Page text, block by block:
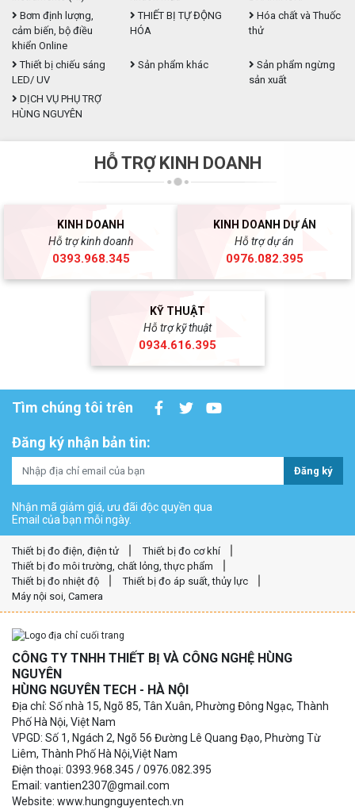
Bơm định lượng,
cảm biến, bộ điều
khiển Online
THIẾT BỊ TỰ ĐỘNG
HÓA
Hóa chất và Thuốc
thử
Thiết bị chiếu sáng
LED/ UV
Sản phẩm khác
Sản phẩm ngừng
sản xuất
DỊCH VỤ PHỤ TRỢ
HÙNG NGUYÊN
HỖ TRỢ KINH DOANH
KINH DOANH
Hỗ trợ kinh doanh
0393.968.345
KINH DOANH DỰ ÁN
Hỗ trợ dự án
0976.082.395
KỸ THUẬT
Hỗ trợ kỹ thuật
0934.616.395
Tìm chúng tôi trên
Đăng ký nhận bản tin:
Đăng ký
Nhận mã giảm giá, ưu đãi độc quyền qua
Email của bạn mỗi ngày.
Thiết bị đo điện, điện tử
Thiết bị đo cơ khí
Thiết bị đo môi trường, chất lỏng, thực phẩm
Thiết bị đo nhiệt độ
Thiết bị đo áp suất, thủy lực
Máy nội soi, Camera
CÔNG TY TNHH THIẾT BỊ VÀ CÔNG NGHỆ HÙNG
NGUYÊN
HÙNG NGUYÊN TECH - HÀ NỘI
Địa chỉ: Số nhà 15, Ngõ 85, Tân Xuân, Phường Đông Ngạc, Thành
Phố Hà Nội, Việt Nam
VPGD: Số 1, Ngách 2, Ngõ 56 Đường Lê Quang Đạo, Phường Từ
Liêm, Thành Phố Hà Nội,Việt Nam
Điện thoại: 0393.968.345 / 0976.082.395
Email: vantien2307@gmail.com
Website: www.hungnguyentech.vn